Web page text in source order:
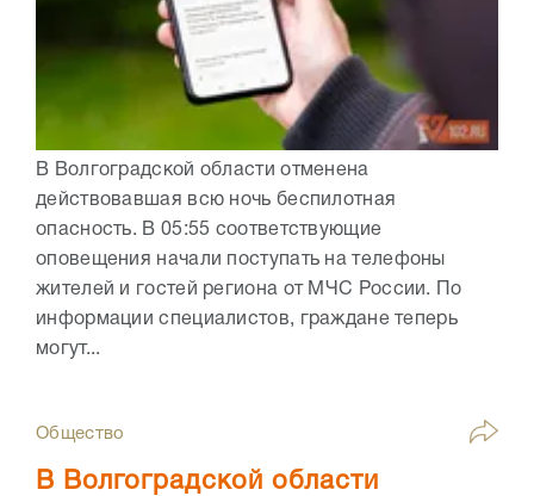
В Волгоградской области отменена
действовавшая всю ночь беспилотная
опасность. В 05:55 соответствующие
оповещения начали поступать на телефоны
жителей и гостей региона от МЧС России. По
информации специалистов, граждане теперь
могут...
Общество
В Волгоградской области